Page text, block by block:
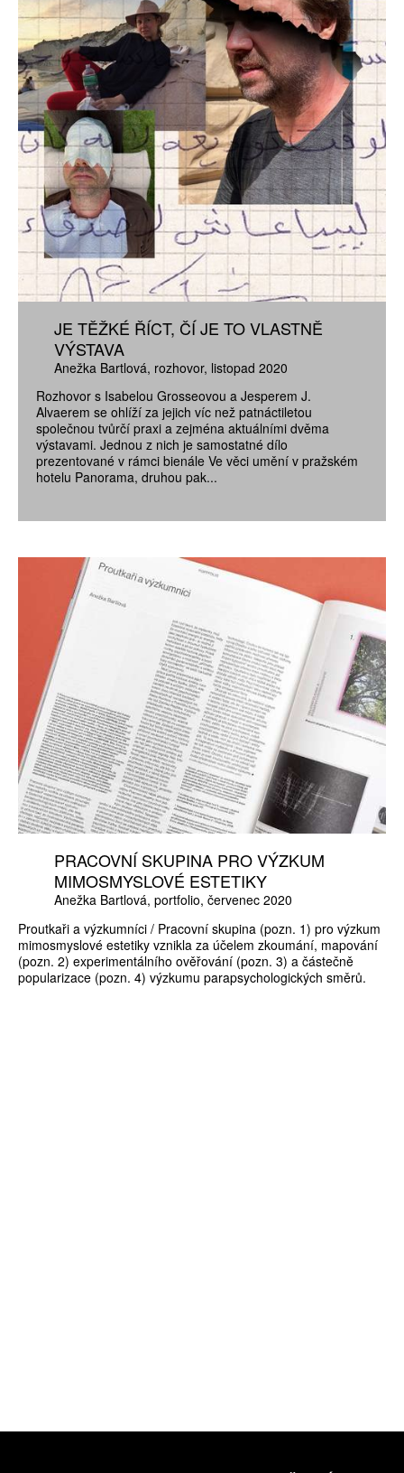
JE TĚŽKÉ ŘÍCT, ČÍ JE TO VLASTNĚ
VÝSTAVA
Anežka Bartlová rozhovor listopad 2020
Rozhovor s Isabelou Grosseovou a Jesperem J.
Alvaerem se ohlíží za jejich víc než patnáctiletou
společnou tvůrčí praxi a zejména aktuálními dvěma
výstavami. Jednou z nich je samostatné dílo
prezentované v rámci bienále Ve věci umění v pražském
hotelu Panorama, druhou pak...
PRACOVNÍ SKUPINA PRO VÝZKUM
MIMOSMYSLOVÉ ESTETIKY
Anežka Bartlová portfolio červenec 2020
Proutkaři a výzkumníci / Pracovní skupina (pozn. 1) pro výzkum
mimosmyslové estetiky vznikla za účelem zkoumání, mapování
(pozn. 2) experimentálního ověřování (pozn. 3) a částečně
popularizace (pozn. 4) výzkumu parapsychologických směrů.